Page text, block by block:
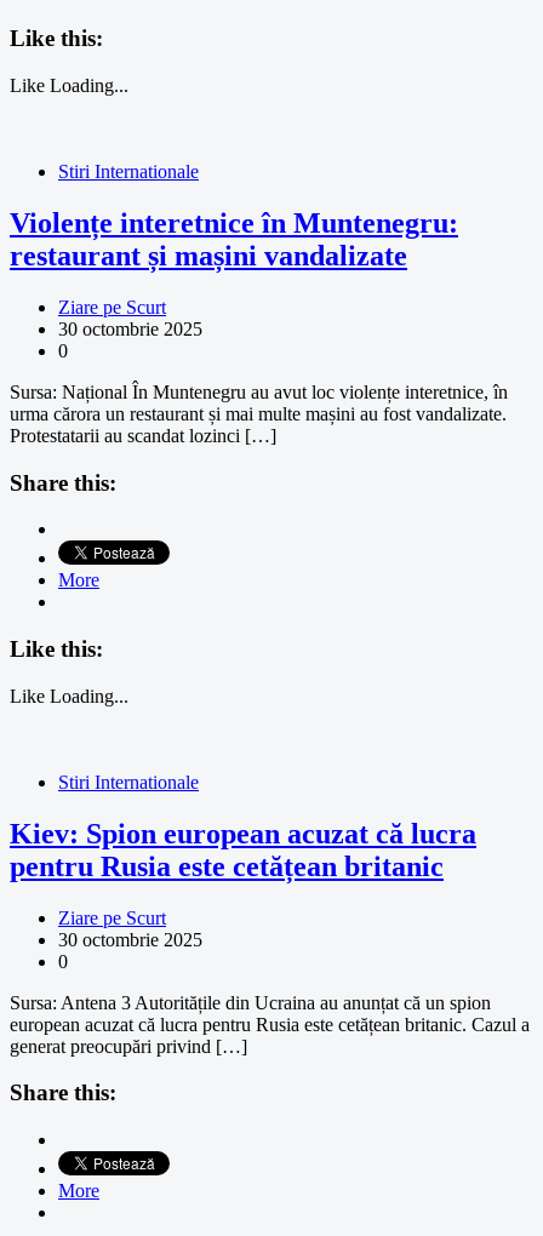
Like this:
Like Loading...
Stiri Internationale
Violențe interetnice în Muntenegru:
restaurant și mașini vandalizate
Ziare pe Scurt
30 octombrie 2025
0
Sursa: Național În Muntenegru au avut loc violențe interetnice, în
urma cărora un restaurant și mai multe mașini au fost vandalizate.
Protestatarii au scandat lozinci […]
Share this:
More
Like this:
Like Loading...
Stiri Internationale
Kiev: Spion european acuzat că lucra
pentru Rusia este cetățean britanic
Ziare pe Scurt
30 octombrie 2025
0
Sursa: Antena 3 Autoritățile din Ucraina au anunțat că un spion
european acuzat că lucra pentru Rusia este cetățean britanic. Cazul a
generat preocupări privind […]
Share this:
More